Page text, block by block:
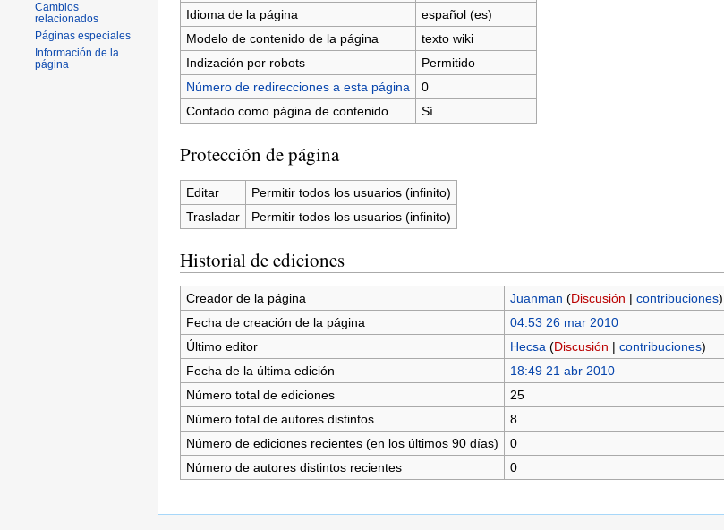
Idioma de la página
español (es)
Modelo de contenido de la página
texto wiki
Indización por robots
Permitido
Número de redirecciones a esta página
0
Contado como página de contenido
Sí
Protección de página
Editar
Permitir todos los usuarios (infinito)
Trasladar
Permitir todos los usuarios (infinito)
Historial de ediciones
Creador de la página Juanman (Discusión | contribuciones)
Fecha de creación de la página
04:53 26 mar 2010
Último editor
Hecsa (Discusión | contribuciones)
Fecha de la última edición
18:49 21 abr 2010
Número total de ediciones
25
Número total de autores distintos
8
Número de ediciones recientes (en los últimos 90 días)
0
Número de autores distintos recientes
0
Cambios
relacionados
Páginas especiales
Información de la
página